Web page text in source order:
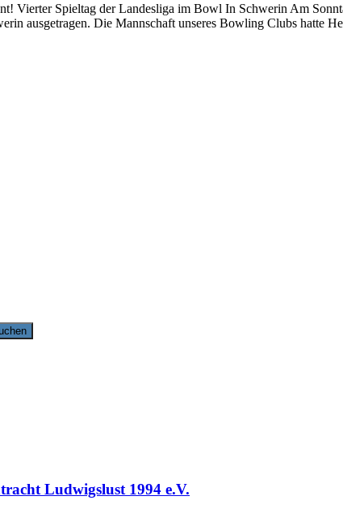
Vierter Spieltag der Landesliga im Bowl In Schwerin Am
ausgetragen. Die Mannschaft unseres Bowling Clubs hatte
Ludwigslust 1994 e.V.